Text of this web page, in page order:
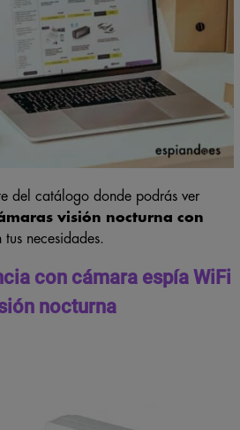
del catálogo donde podrás ver
visión nocturna con
necesidades.
con cámara espía WiFi
nocturna